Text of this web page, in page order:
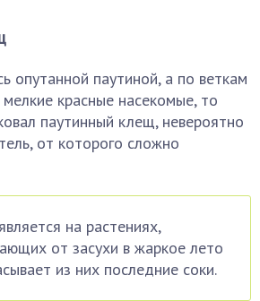
опутанной паутиной, а по веткам
красные насекомые, то
паутинный клещ, невероятно
от которого сложно
на растениях,
от засухи в жаркое лето
из них последние соки.